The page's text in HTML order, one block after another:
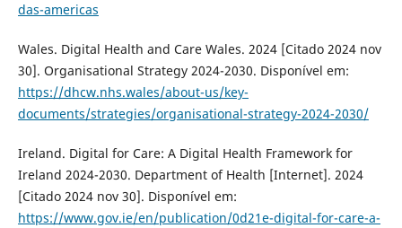
das-americas
Wales. Digital Health and Care Wales. 2024 [Citado 2024 nov
30]. Organisational Strategy 2024-2030. Disponível em:
https://dhcw.nhs.wales/about-us/key-
documents/strategies/organisational-strategy-2024-2030/
Ireland. Digital for Care: A Digital Health Framework for
Ireland 2024-2030. Department of Health [Internet]. 2024
[Citado 2024 nov 30]. Disponível em:
https://www.gov.ie/en/publication/0d21e-digital-for-care-a-